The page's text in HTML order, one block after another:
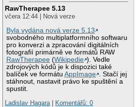
RawTherapee 5.13
včera 12:44 | Nová verze
Byla vydána nová verze 5.13
svobodného multiplatformního softwaru
pro konverzi a zpracování digitálních
fotografií primárně ve formátů RAW
RawTherapee (Wikipedie ). Vedle
zdrojových kódů je k dispozici také
balíček ve formátuAppImage
. Stačí jej
stáhnout, nastavit právo ke spuštění a
spustit.
Ladislav Hagara| Komentářů: 0